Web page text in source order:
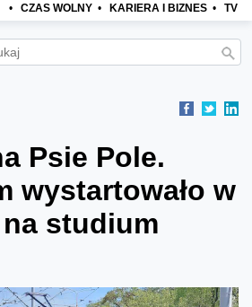
• CZAS WOLNY • KARIERA I BIZNES • TV
Psie Pole.
wystartowało w
studium